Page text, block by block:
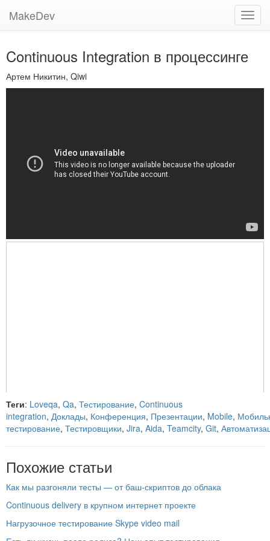
MakeDev
Continuous Integration в процессинге
Артем Никитин, Qiwi
Теги: Loveqa, Qa, Тестирование, Continuous
integration, Доклады, Конференция, Презентации, Mobile,
тестирование, Тестировщики, Jira, Aida, Teamcity, Git,
Похожие статьи
Как мы разгоняли тесты — от баш-скриптов до облака
Continuous delivery в крупном интернет проекте
Нагрузочное тестирование Skype video mail